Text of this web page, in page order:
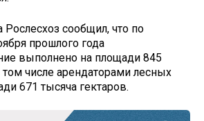
Рослесхоз сообщил, что по
прошлого года
выполнено на площади 845
том числе арендаторами лесных
671 тысяча гектаров.